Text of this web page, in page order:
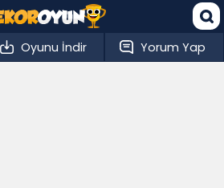
Oyunu İndir Yorum Yap